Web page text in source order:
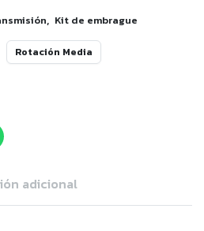
, Kit de embrague
Rotación Media
adicional